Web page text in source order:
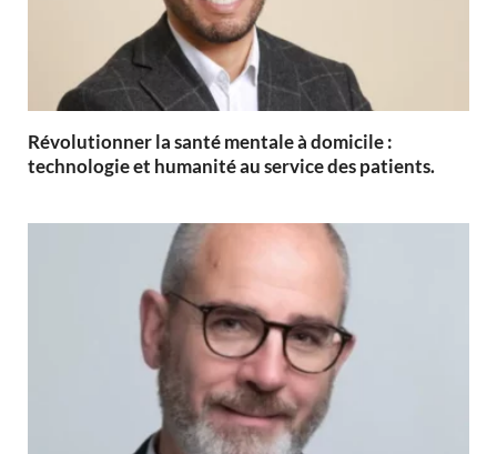
Révolutionner la santé mentale à domicile :
technologie et humanité au service des patients.